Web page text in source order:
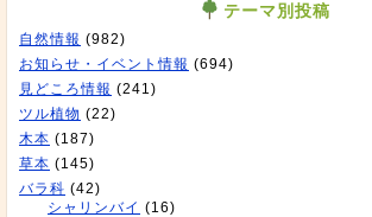
テーマ別投稿
自然情報 (982)
お知らせ・イベント情報 (694)
見どころ情報 (241)
ツル植物 (22)
木本 (187)
草本 (145)
バラ科 (42)
シャリンバイ (16)